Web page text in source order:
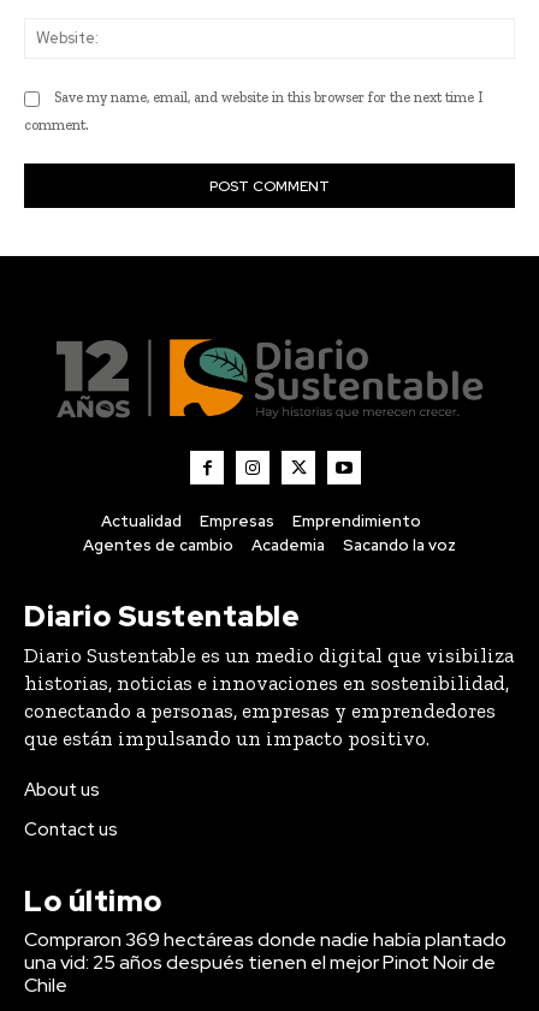
Actualidad Empresas
Emprendimiento
Agentes de cambio
Academia Sacando la voz
Diario Sustentable
Diario Sustentable es un medio digital que visibiliza
historias, noticias e innovaciones en sostenibilidad,
conectando a personas, empresas y emprendedores
que están impulsando un impacto positivo.
About us
Contact us
Lo último
Compraron 369 hectáreas donde nadie había plantado
una vid: 25 años después tienen el mejor Pinot Noir de
Chile